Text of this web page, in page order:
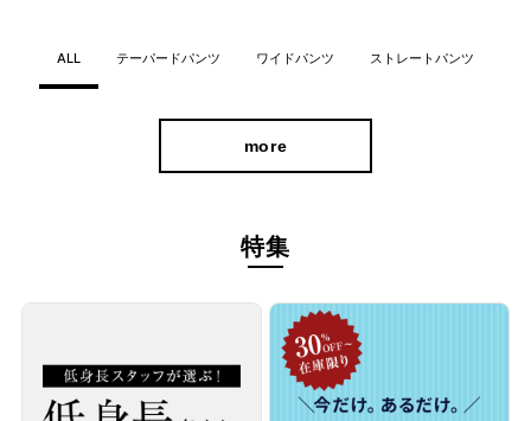
ALL テーパードパンツ ワイドパンツ ストレートパンツ
more
特集